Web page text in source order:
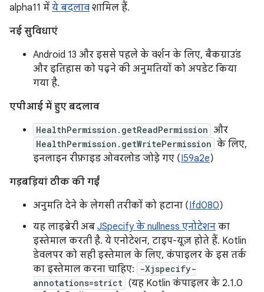
alpha11 में ये बदलाव शामिल हैं.
नई सुविधाएं
Android 13 और इससे पहले के वर्शन के लिए, बैकग्राउंड
और इतिहास को पढ़ने की अनुमतियों को अपडेट किया
गया है.
एपीआई में हुए बदलाव
HealthPermission.getReadPermission और
HealthPermission.getWritePermission के लिए,
इनलाइन रीफ़ाइड ओवरलोड जोड़े गए (I59a2e)
गड़बड़ियां ठीक की गईं
अनुमति देने के लेगसी तरीकों को हटाना (Ifd080)
यह लाइब्रेरी अब JSpecify के nullness एनोटेशन का
इस्तेमाल करती है. ये एनोटेशन, टाइप-यूज़ होते हैं. Kotlin
डेवलपर को सही इस्तेमाल के लिए, कंपाइलर के इस तर्क
का इस्तेमाल करना चाहिए:
-Xjspecify-
annotations=strict (यह Kotlin कंपाइलर के 2.1.0